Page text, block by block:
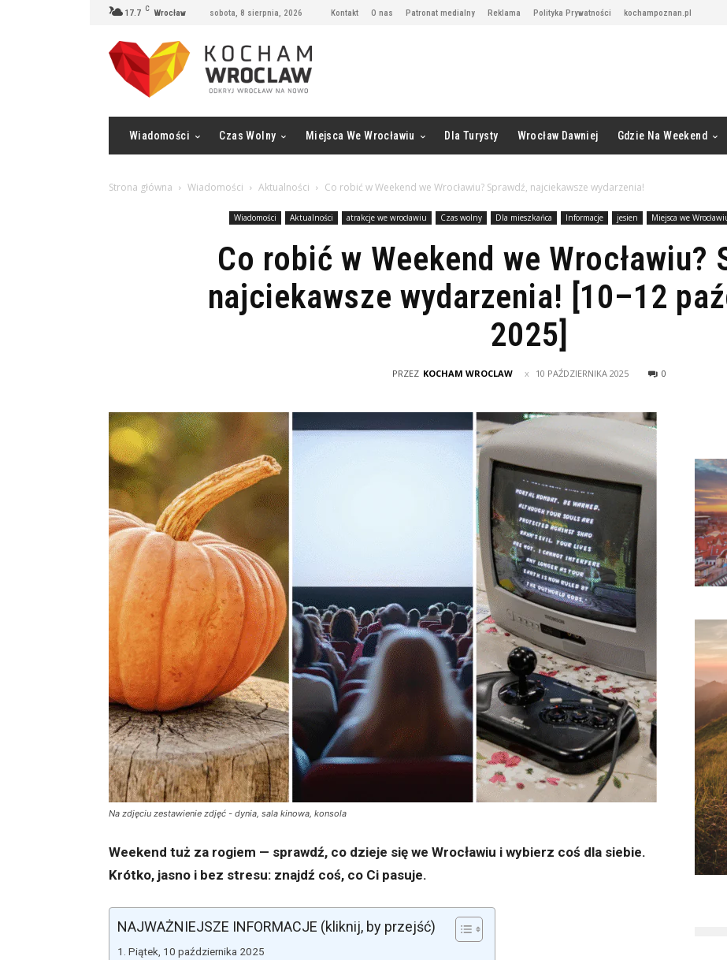
17.7 C Wrocław sobota, 8 sierpnia, 2026 Kontakt O nas Patronat medialny Reklama Polityka Prywatności kochampoznan.pl
Wiadomości Czas Wolny Miejsca We Wrocławiu Dla Turysty Wrocław Dawniej Gdzie Na Weekend
Strona główna Wiadomości Aktualności Co robić w Weekend we Wrocławiu? Sprawdź, najciekawsze wydarzenia!
Wiadomości Aktualności atrakcje we wrocławiu Czas wolny Dla mieszkańca Informacje jesien Miejsca we
Co robić w Weekend we Wrocławiu?
najciekawsze wydarzenia! [10–12
2025]
PRZEZ KOCHAM WROCLAW 10 PAŹDZIERNIKA 2025 0
Na zdjęciu zestawienie zdjęć - dynia, sala kinowa, konsola
Weekend tuż za rogiem — sprawdź, co dzieje się we Wrocławiu i wybierz coś dla siebie.
Krótko, jasno i bez stresu: znajdź coś, co Ci pasuje.
NAJWAŻNIEJSZE INFORMACJE (kliknij, by przejść)
Piątek, 10 października 2025